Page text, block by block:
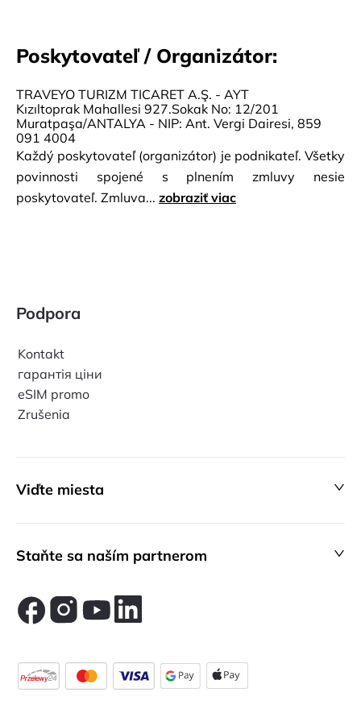
Poskytovateľ / Organizátor:
TRAVEYO TURIZM TICARET A.Ş. - AYT
Kızıltoprak Mahallesi 927.Sokak No: 12/201
Muratpaşa/ANTALYA - NIP: Ant. Vergi Dairesi, 859
091 4004
Každý poskytovateľ (organizátor) je podnikateľ. Všetky
povinnosti spojené s plnením zmluvy nesie
poskytovateľ. Zmluva... zobraziť viac
Podpora
Kontakt
гарантія ціни
eSIM promo
Zrušenia
Viďte miesta
Staňte sa naším partnerom